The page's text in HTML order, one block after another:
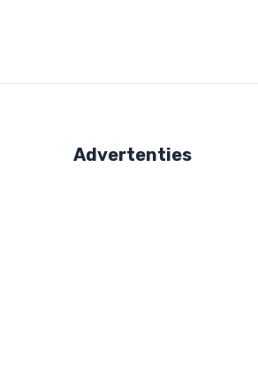
Advertenties